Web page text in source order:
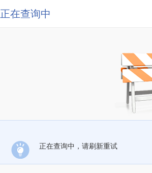
正在查询中
正在查询中，请刷新重试